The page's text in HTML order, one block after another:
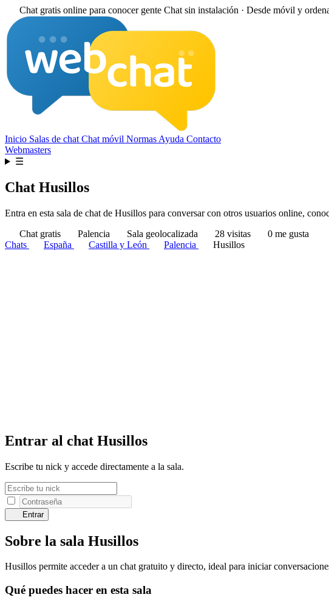
Chat gratis online para conocer gente Chat sin instalación · Desde móvil y
Inicio Salas de chat Chat móvil Normas Ayuda Contacto
Webmasters
☰
Chat Husillos
Entra en esta sala de chat de Husillos para conversar con otros usuarios online,
Chat gratis
Palencia Sala geolocalizada 28 visitas
0 me gusta
Chats
España Castilla y León Palencia Husillos
Entrar al chat Husillos
Escribe tu nick y accede directamente a la sala.
Entrar
Sobre la sala Husillos
Husillos permite acceder a un chat gratuito y directo, ideal para iniciar
Qué puedes hacer en esta sala